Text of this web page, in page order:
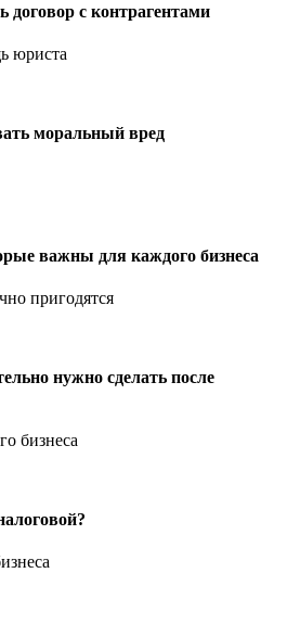
договор с контрагентами
юриста
моральный вред
важны для каждого бизнеса
пригодятся
нужно сделать после
бизнеса